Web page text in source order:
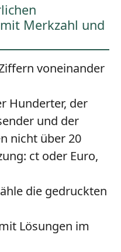
Merkzahl und
voneinander
Hunderter, der
und der
nicht über 20
ct oder Euro,
die gedruckten
Lösungen im